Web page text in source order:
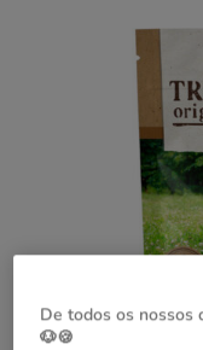
De todos os nossos
🐶🍪